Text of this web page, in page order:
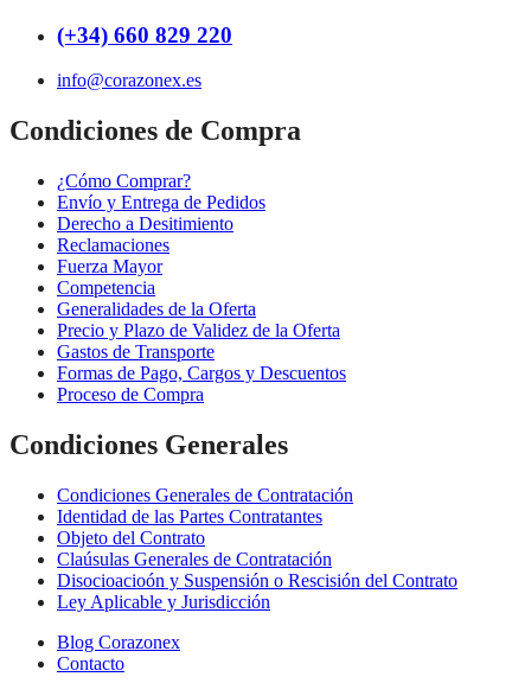
(+34) 660 829 220
info@corazonex.es
Condiciones de Compra
¿Cómo Comprar?
Envío y Entrega de Pedidos
Derecho a Desitimiento
Reclamaciones
Fuerza Mayor
Competencia
Generalidades de la Oferta
Precio y Plazo de Validez de la Oferta
Gastos de Transporte
Formas de Pago, Cargos y Descuentos
Proceso de Compra
Condiciones Generales
Condiciones Generales de Contratación
Identidad de las Partes Contratantes
Objeto del Contrato
Claúsulas Generales de Contratación
Disocioacioón y Suspensión o Rescisión del Contrato
Ley Aplicable y Jurisdicción
Blog Corazonex
Contacto